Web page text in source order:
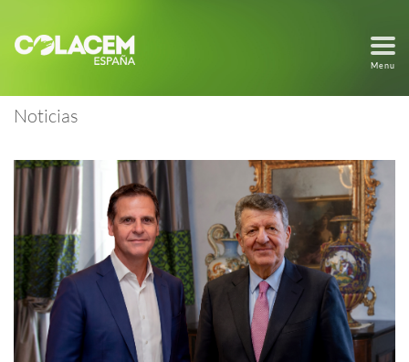
Menu
Noticias